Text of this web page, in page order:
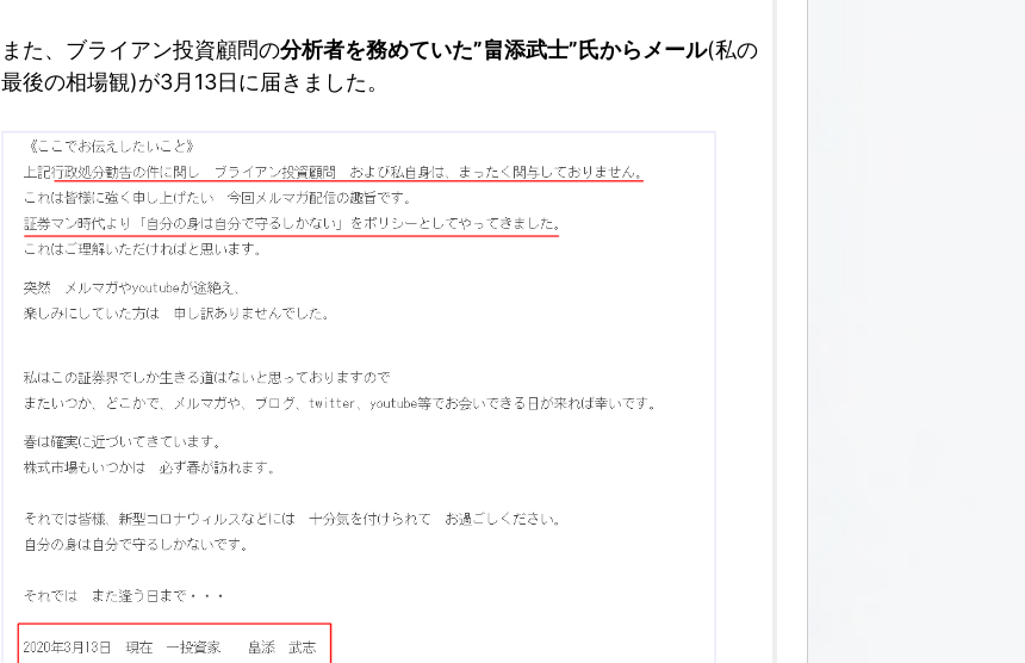
また、ブライアン投資顧問の分析者を務めていた”畠添武士”氏からメール(私の
最後の相場観)が3月13日に届きました。